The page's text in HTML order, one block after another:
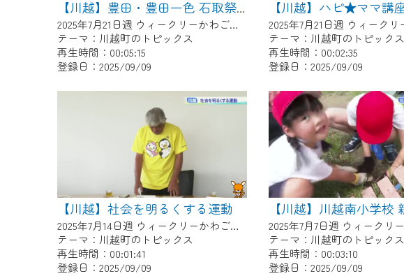
【川越】豊田・豊田一色 石取祭に向けて!
2025年7月21日週 ウィークリーかわごえにて放送
テーマ：川越町のトピックス
再生時間：00:05:15
登録日：2025/09/09
テーマ：川越町のトピックス
再生時間：00:02:35
登録日：2025/09/09
【川越】社会を明るくする運動
2025年7月14日週 ウィークリーかわごえにて放送
テーマ：川越町のトピックス
再生時間：00:01:41
登録日：2025/09/09
テーマ：川越町のトピックス
再生時間：00:03:10
登録日：2025/09/09